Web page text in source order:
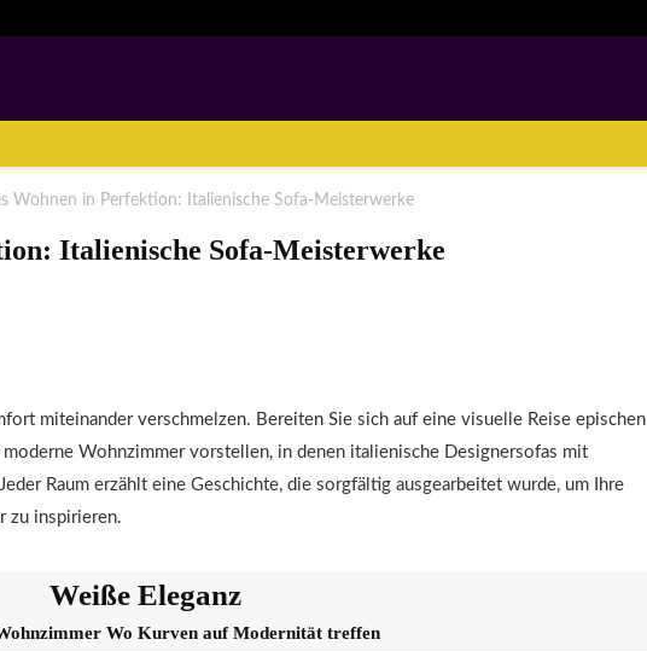
Wohnen in Perfektion: Italienische Sofa-Meisterwerke
Italienische Sofa-Meisterwerke
miteinander verschmelzen. Bereiten Sie sich auf eine visuelle Reise epischen
Wohnzimmer vorstellen, in denen italienische Designersofas mit
Raum erzählt eine Geschichte, die sorgfältig ausgearbeitet wurde, um Ihre
zu inspirieren.
Weiße Eleganz
Wo Kurven auf Modernität treffen